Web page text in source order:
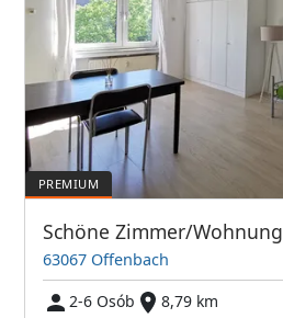
63067 Offenbach
2-6 Osób
8,79 km